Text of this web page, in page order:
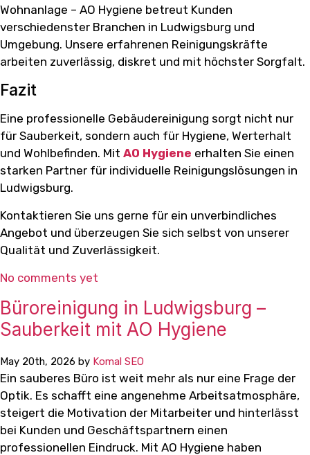
Wohnanlage – AO Hygiene betreut Kunden
verschiedenster Branchen in Ludwigsburg und
Umgebung. Unsere erfahrenen Reinigungskräfte
arbeiten zuverlässig, diskret und mit höchster Sorgfalt.
Fazit
Eine professionelle Gebäudereinigung sorgt nicht nur
für Sauberkeit, sondern auch für Hygiene, Werterhalt
und Wohlbefinden. Mit AO Hygiene erhalten Sie einen
starken Partner für individuelle Reinigungslösungen in
Ludwigsburg.
Kontaktieren Sie uns gerne für ein unverbindliches
Angebot und überzeugen Sie sich selbst von unserer
Qualität und Zuverlässigkeit.
No comments yet
Büroreinigung in Ludwigsburg –
Sauberkeit mit AO Hygiene
May 20th, 2026 by Komal SEO
Ein sauberes Büro ist weit mehr als nur eine Frage der
Optik. Es schafft eine angenehme Arbeitsatmosphäre,
steigert die Motivation der Mitarbeiter und hinterlässt
bei Kunden und Geschäftspartnern einen
professionellen Eindruck. Mit AO Hygiene haben